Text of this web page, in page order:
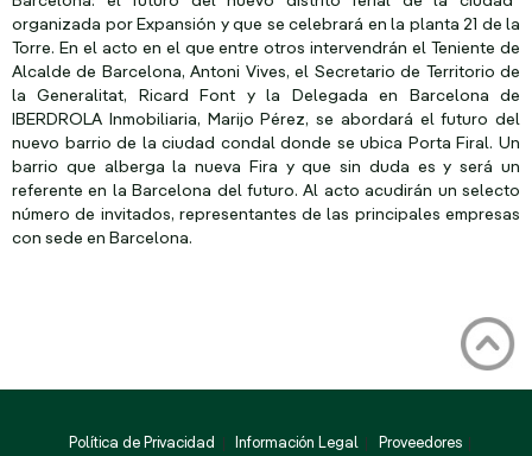
organizada por Expansión y que se celebrará en la planta 21 de la
Torre. En el acto en el que entre otros intervendrán el Teniente de
Alcalde de Barcelona, Antoni Vives, el Secretario de Territorio de
la Generalitat, Ricard Font y la Delegada en Barcelona de
IBERDROLA Inmobiliaria, Marijo Pérez, se abordará el futuro del
nuevo barrio de la ciudad condal donde se ubica Porta Firal. Un
barrio que alberga la nueva Fira y que sin duda es y será un
referente en la Barcelona del futuro. Al acto acudirán un selecto
número de invitados, representantes de las principales empresas
con sede en Barcelona.
Política de Privacidad Información Legal Proveedores